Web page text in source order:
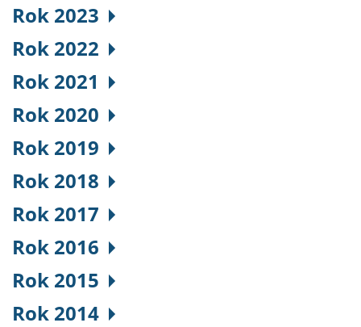
Rok 2023
Rok 2022
Rok 2021
Rok 2020
Rok 2019
Rok 2018
Rok 2017
Rok 2016
Rok 2015
Rok 2014